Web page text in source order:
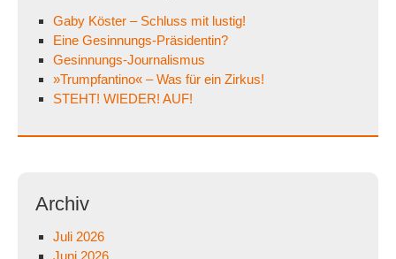
Gaby Köster – Schluss mit lustig!
Eine Gesinnungs-Präsidentin?
Gesinnungs-Journalismus
»Trumpfantino« – Was für ein Zirkus!
STEHT! WIEDER! AUF!
Archiv
Juli 2026
Juni 2026